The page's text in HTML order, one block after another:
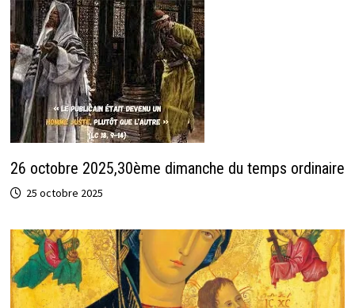
26 octobre 2025,30ème dimanche du temps ordinaire
25 octobre 2025